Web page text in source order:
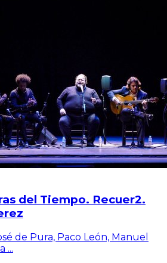
del Tiempo. Recuer2.
de Pura, Paco León, Manuel
...